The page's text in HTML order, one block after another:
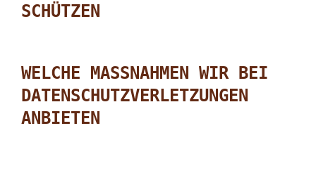
SCHÜTZEN
WELCHE MASSNAHMEN WIR BEI D
ATENSCHUTZVERLETZUNGEN A
NBIETEN